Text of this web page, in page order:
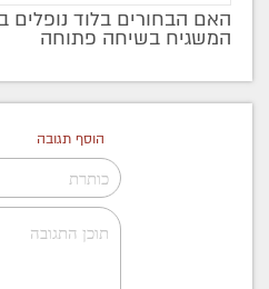
האם הבחורים בלוד נופלים
המשגיח בשיחה פתוחה
הוסף תגובה